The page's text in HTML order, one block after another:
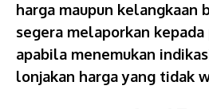
harga maupun kelangkaan
segera melaporkan
apabila menemukan
lonjakan harga yang tidak